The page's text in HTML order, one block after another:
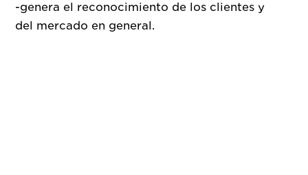
-genera el reconocimiento de los clientes y
del mercado en general.